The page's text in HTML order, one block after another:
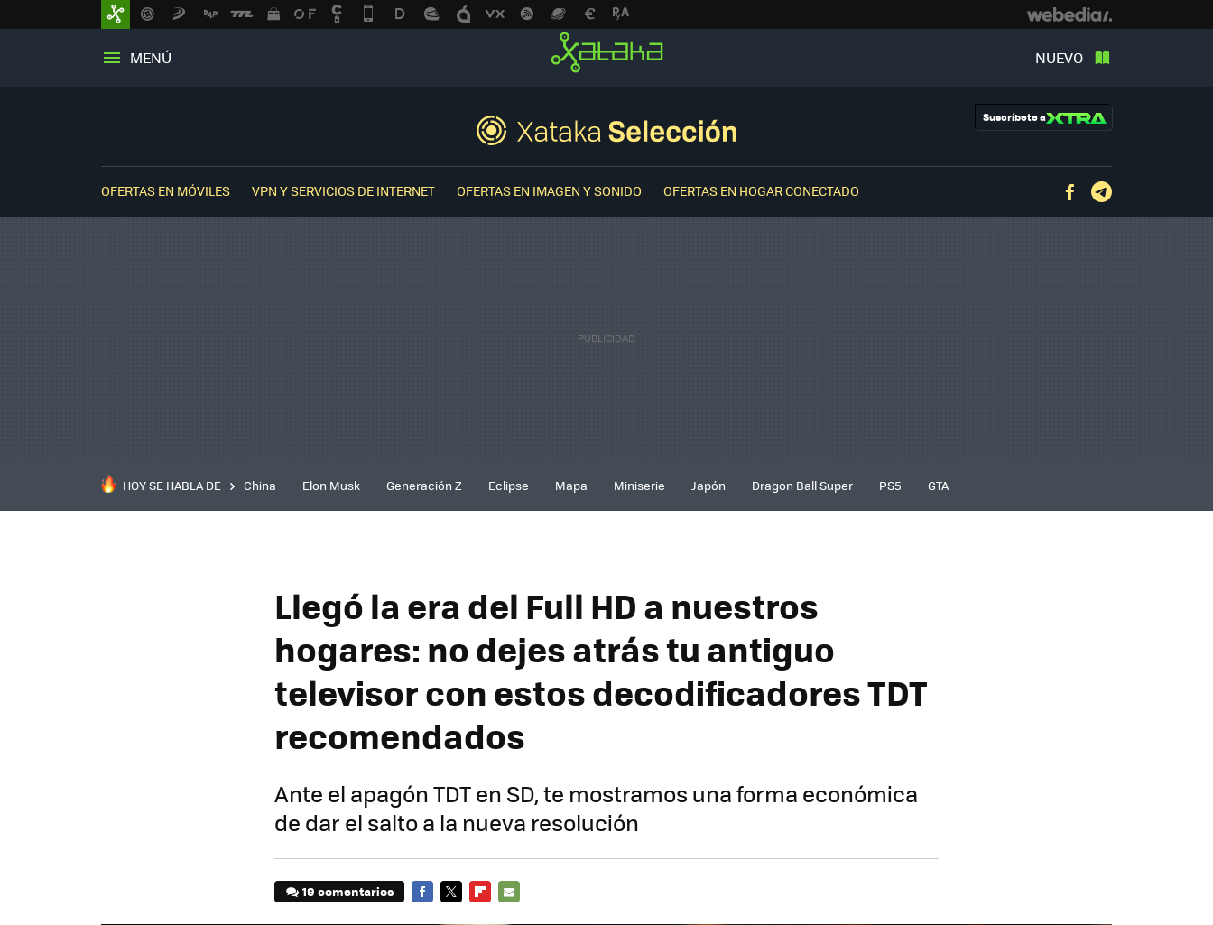
MENÚ NUEVO
Suscríbete a
OFERTAS EN MÓVILES VPN Y SERVICIOS DE INTERNET OFERTAS EN IMAGEN Y SONIDO OFERTAS EN HOGAR CONECTADO Facebook
HOY SE HABLA DE China Elon Musk Generación Z Eclipse Mapa Miniserie Japón Dragon Ball Super PS5 GTA
Llegó la era del Full HD a nuestros
hogares: no dejes atrás tu antiguo
televisor con estos decodificadores TDT
recomendados
Ante el apagón TDT en SD, te mostramos una forma económica
de dar el salto a la nueva resolución
19 comentarios